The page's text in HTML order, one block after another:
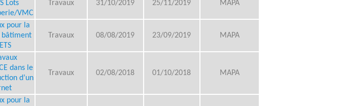
Lots
VMC
Travaux 31/10/2019 25/11/2019 MAPA
pour la
bâtiment
Travaux 08/08/2019 23/09/2019 MAPA
dans le
d’un
Travaux 02/08/2018 01/10/2018 MAPA
pour la